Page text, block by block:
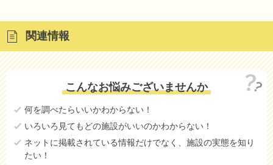
関連情報
こんなお悩みございませんか
何を調べたらいいかわからない！
いろいろ見てもどの施設がいいのかわからない！
ネットに掲載されている情報だけでなく、施設の実態を知り
たい！